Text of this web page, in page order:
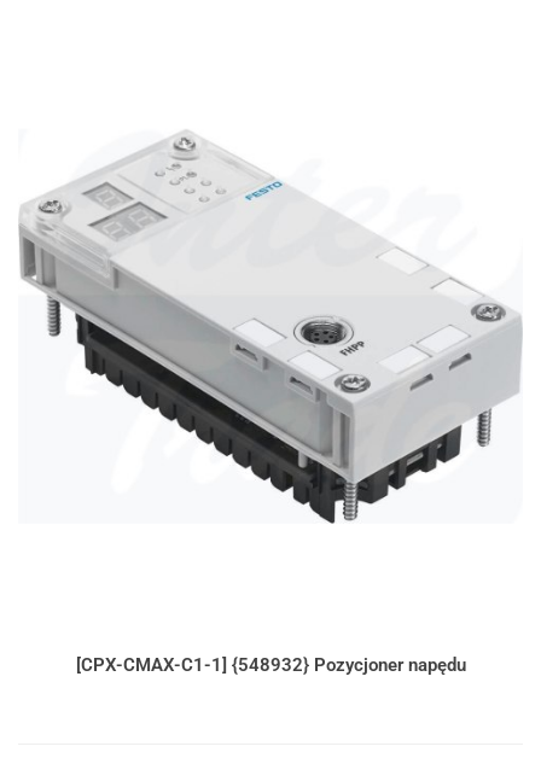
[CPX-CMAX-C1-1] {548932} Pozycjoner napędu